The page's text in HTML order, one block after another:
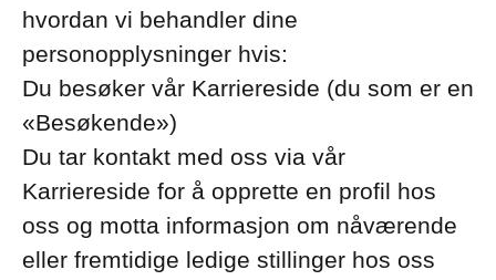
hvordan vi behandler dine
personopplysninger hvis:
Du besøker vår Karriereside (du som er en
«Besøkende»)
Du tar kontakt med oss via vår
Karriereside for å opprette en profil hos
oss og motta informasjon om nåværende
eller fremtidige ledige stillinger hos oss